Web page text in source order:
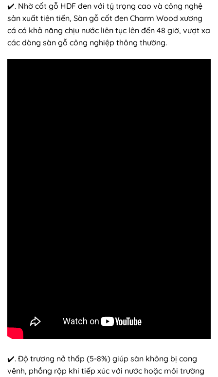
✔️. Nhờ cốt gỗ HDF đen với tỷ trọng cao và công nghệ
sản xuất tiên tiến, Sàn gỗ cốt đen Charm Wood xương
cá có khả năng chịu nước liên tục lên đến 48 giờ, vượt xa
các dòng sàn gỗ công nghiệp thông thường.
✔️. Độ trương nở thấp (5-8%) giúp sàn không bị cong
vênh, phồng rộp khi tiếp xúc với nước hoặc môi trường